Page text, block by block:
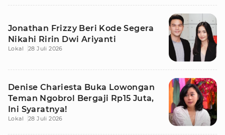
Jonathan Frizzy Beri Kode Segera
Nikahi Ririn Dwi Ariyanti
Lokal 28 Juli 2026
Denise Chariesta Buka Lowongan
Teman Ngobrol Bergaji Rp15 Juta,
Ini Syaratnya!
Lokal 28 Juli 2026